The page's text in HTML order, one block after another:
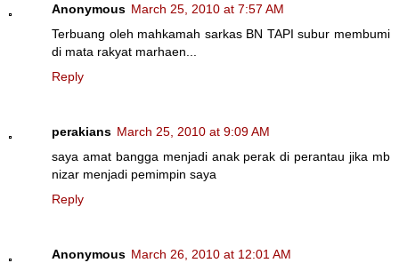
Anonymous March 25, 2010 at 7:57 AM
Terbuang oleh mahkamah sarkas BN TAPI subur membumi
di mata rakyat marhaen...
Reply
perakians March 25, 2010 at 9:09 AM
saya amat bangga menjadi anak perak di perantau jika mb
nizar menjadi pemimpin saya
Reply
Anonymous March 26, 2010 at 12:01 AM